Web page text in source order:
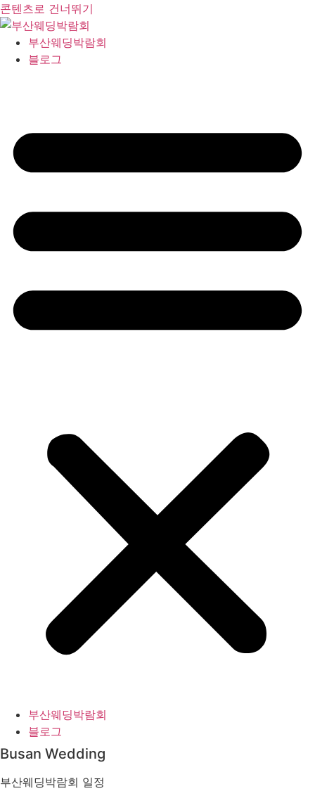
콘텐츠로 건너뛰기
부산웨딩박람회
블로그
부산웨딩박람회
블로그
Busan Wedding
부산웨딩박람회 일정